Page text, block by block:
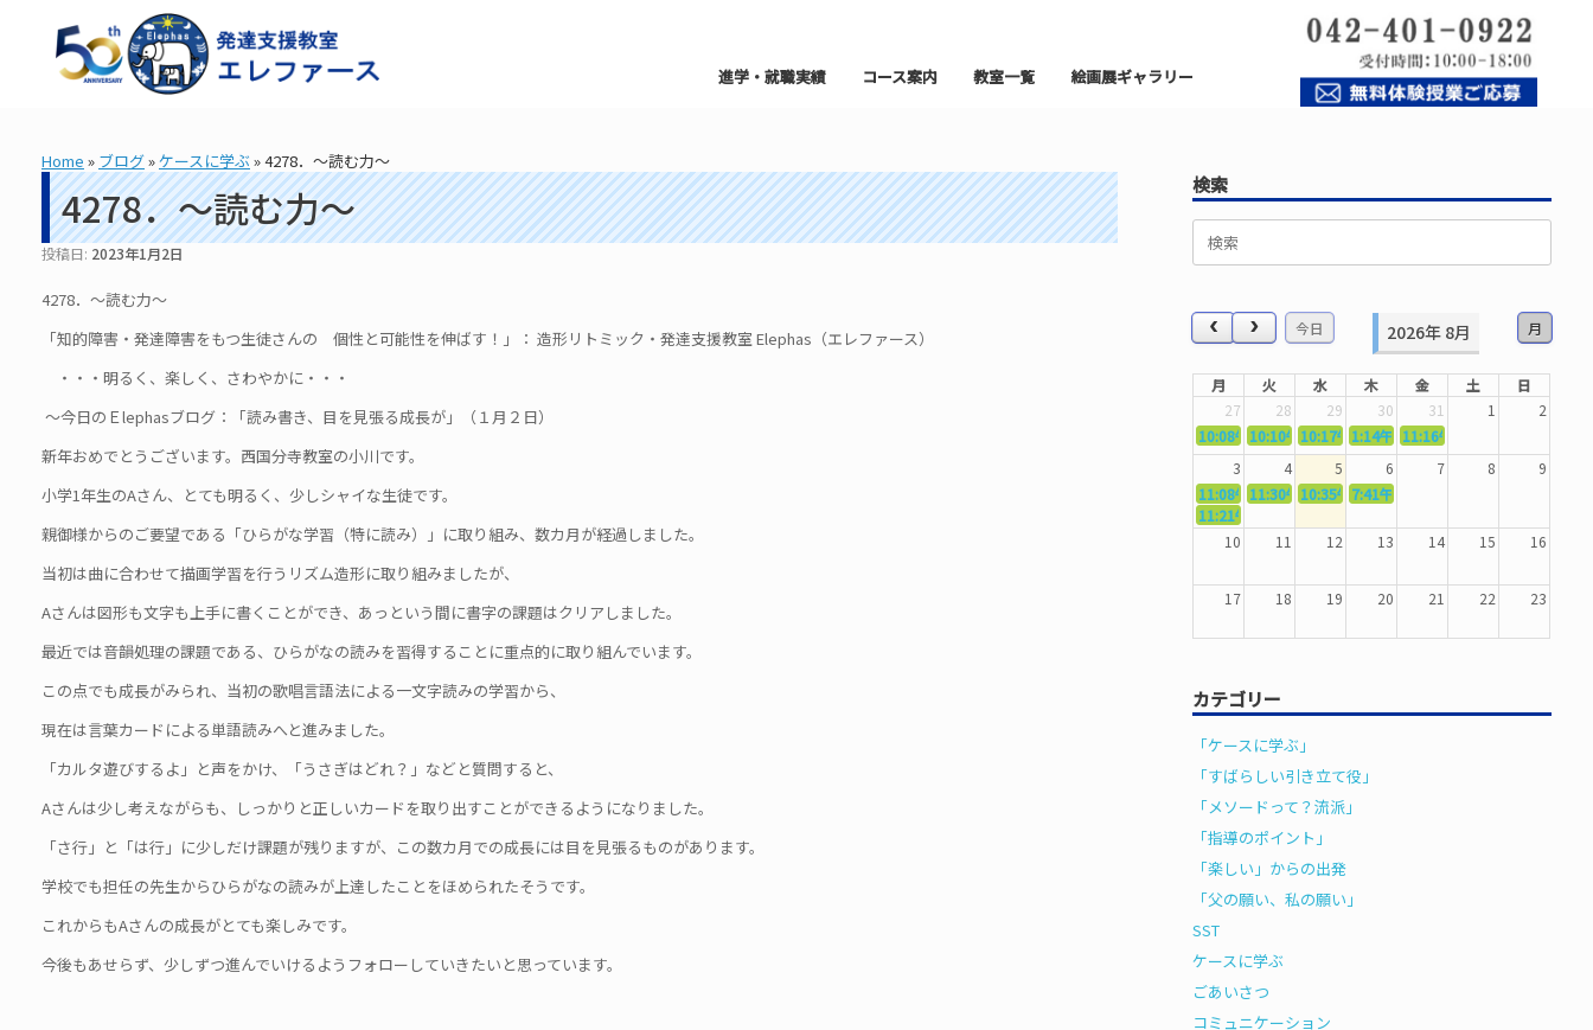
進学・就職実績 コース案内 教室一覧 絵画展ギャラリー
Home » ブログ»ケースに学ぶ »4278．～読む力～
4278．～読む力～
投稿日: 2023年1月2日
4278．～読む力～
「知的障害・発達障害をもつ生徒さんの 個性と可能性を伸ばす！」： 造形リトミック・発達支援教室 Elephas（エレファース）
・・・明るく、楽しく、さわやかに・・・
～今日のＥlephasブログ：「読み書き、目を見張る成長が」（１月２日）
新年おめでとうございます。西国分寺教室の小川です。
小学1年生のAさん、とても明るく、少しシャイな生徒です。
親御様からのご要望である「ひらがな学習（特に読み）」に取り組み、数カ月が経過しました。
当初は曲に合わせて描画学習を行うリズム造形に取り組みましたが、
Aさんは図形も文字も上手に書くことができ、あっという間に書字の課題はクリアしました。
最近では音韻処理の課題である、ひらがなの読みを習得することに重点的に取り組んでいます。
この点でも成長がみられ、当初の歌唱言語法による一文字読みの学習から、
現在は言葉カードによる単語読みへと進みました。
「カルタ遊びするよ」と声をかけ、「うさぎはどれ？」などと質問すると、
Aさんは少し考えながらも、しっかりと正しいカードを取り出すことができるようになりました。
「さ行」と「は行」に少しだけ課題が残りますが、この数カ月での成長には目を見張るものがあります。
学校でも担任の先生からひらがなの読みが上達したことをほめられたそうです。
これからもAさんの成長がとても楽しみです。
今後もあせらず、少しずつ進んでいけるようフォローしていきたいと思っています。
検索
検
今日 月
2026年 8月
月 火 水 木 金 土
日
27
28 29 30 31 1
2
10:08午前5362．～国語力を〜
10:10午前5363．～自信を〜
10:17午前5364．～信じて待つ〜
1:14午後5365．～計画的に〜
11:16午前
3
4 5 6 7 8
9
11:08午前5367．～機能を育てる〜
11:30午前5369．～歌唱造形〜
10:35午前5370．～バランスを〜
7:41午前
11:21午前
10
11 12 13 14 15 16
17 18 19 20 21 22 23
31 1 2 3 4 5 6
カテゴリー
「ケースに学ぶ」
「すばらしい引き立て役」
「メソードって？流派」
「指導のポイント」
「楽しい」からの出発
「父の願い、私の願い」
SST
ケースに学ぶ
ごあいさつ
コミュニケーション